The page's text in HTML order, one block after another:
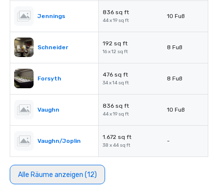
Jennings
836 sq ft
44 x 19 sq ft
10 Fuß
Schneider
192 sq ft
16 x 12 sq ft
8 Fuß
Forsyth
476 sq ft
34 x 14 sq ft
8 Fuß
Vaughn
836 sq ft
44 x 19 sq ft
10 Fuß
Vaughn/Joplin
1.672 sq ft
38 x 44 sq ft
-
Alle Räume anzeigen (12)